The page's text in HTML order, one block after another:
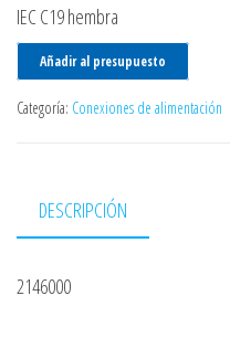
IEC C19 hembra
Añadir al presupuesto
Categoría: Conexiones de alimentación
DESCRIPCIÓN
2146000